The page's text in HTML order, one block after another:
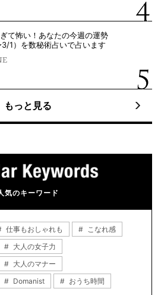
て怖い！あなたの今週の運勢
3/1）を数秘術占いで占います
もっと見る
気のキーワード
仕事もおしゃれも
こなれ感
大人の女子力
大人のマナー
Domanist おうち時間